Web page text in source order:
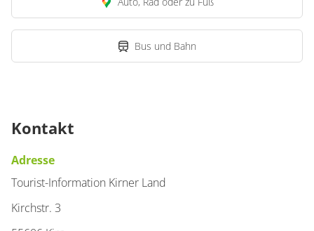
Bus und Bahn
Kontakt
Adresse
Tourist-Information Kirner Land
Kirchstr. 3